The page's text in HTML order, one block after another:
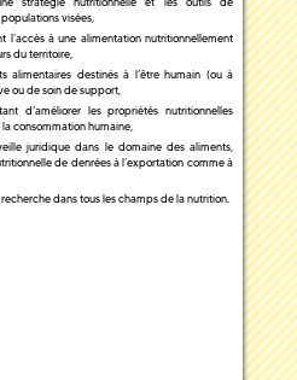
visées,
l’accès à une alimentation nutritionnellement
du territoire,
alimentaires destinés à l’être humain (ou à
ou de soin de support,
d’améliorer les propriétés nutritionnelles
consommation humaine,
juridique dans le domaine des aliments,
de denrées à l’exportation comme à
dans tous les champs de la nutrition.